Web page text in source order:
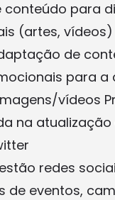
conteúdo para
(artes, vídeos)
de
para a
vídeos
na atualização
redes
de eventos,